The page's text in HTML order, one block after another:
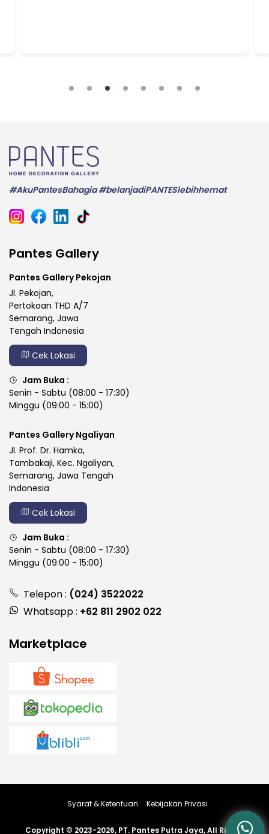
#AkuPantesBahagia #belanjadiPANTESlebihhemat
Pantes Gallery
Pantes Gallery Pekojan
Jl. Pekojan,
Pertokoan THD A/7
Semarang, Jawa
Tengah Indonesia
Cek Lokasi
Jam Buka :
Senin - Sabtu (08:00 - 17:30)
Minggu (09:00 - 15:00)
Pantes Gallery Ngaliyan
Jl. Prof. Dr. Hamka,
Tambakaji, Kec. Ngaliyan,
Semarang, Jawa Tengah
Indonesia
Cek Lokasi
Jam Buka :
Senin - Sabtu (08:00 - 17:30)
Minggu (09:00 - 15:00)
Telepon : (024) 3522022
Whatsapp : +62 811 2902 022
Marketplace
Copyright © 2023-2026, PT. Pantes Putra Jaya, All Rights
Syarat & Ketentuan Kebijakan Privasi